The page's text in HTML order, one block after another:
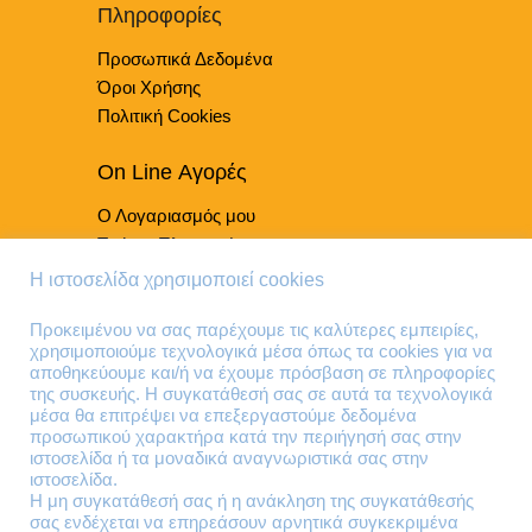
προϊόντος
Πληροφορίες
Προσωπικά Δεδομένα
Όροι Χρήσης
Πολιτική Cookies
On Line Αγορές
Ο Λογαριασμός μου
Τρόποι Πληρωμής
Τρόποι Παράδοσης
Τηλέφωνα Επικοινωνίας
210 41 13 636
210 41 13 280
Διεύθυνση
Η ιστοσελίδα χρησιμοποιεί cookies
Προκειμένου να σας παρέχουμε τις καλύτερες εμπειρίες,
χρησιμοποιούμε τεχνολογικά μέσα όπως τα cookies για να
αποθηκεύουμε και/ή να έχουμε πρόσβαση σε πληροφορίες
της συσκευής. Η συγκατάθεσή σας σε αυτά τα τεχνολογικά
μέσα θα επιτρέψει να επεξεργαστούμε δεδομένα
προσωπικού χαρακτήρα κατά την περιήγησή σας στην
ιστοσελίδα ή τα μοναδικά αναγνωριστικά σας στην
ιστοσελίδα.
Η μη συγκατάθεσή σας ή η ανάκληση της συγκατάθεσής
σας ενδέχεται να επηρεάσουν αρνητικά συγκεκριμένα